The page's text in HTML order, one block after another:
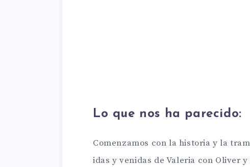
Lo que nos ha parecido:
Comenzamos con la historia y la
idas y venidas de Valeria con Oliver